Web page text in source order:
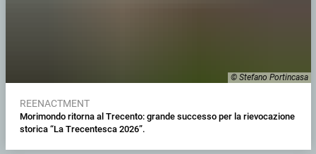
© Stefano Portincasa
REENACTMENT
Morimondo ritorna al Trecento: grande successo per la rievocazione
storica “La Trecentesca 2026”.